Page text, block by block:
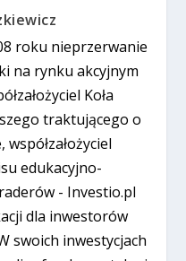
roku nieprzerwanie
na rynku akcyjnym
Koła
traktującego o
edukacyjno-
- Investio.pl
dla inwestorów
swoich inwestycjach